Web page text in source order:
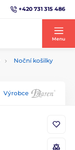
+420 731 315 486
Menu
Noční košilky
Výrobce